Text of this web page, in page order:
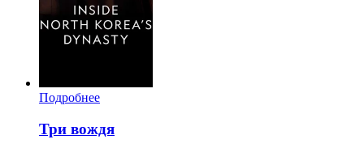
Подробнее
Три вождя